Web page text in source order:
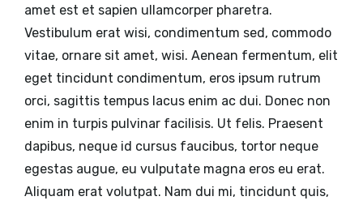
amet est et sapien ullamcorper pharetra.
Vestibulum erat wisi, condimentum sed, commodo
vitae, ornare sit amet, wisi. Aenean fermentum, elit
eget tincidunt condimentum, eros ipsum rutrum
orci, sagittis tempus lacus enim ac dui. Donec non
enim in turpis pulvinar facilisis. Ut felis. Praesent
dapibus, neque id cursus faucibus, tortor neque
egestas augue, eu vulputate magna eros eu erat.
Aliquam erat volutpat. Nam dui mi, tincidunt quis,